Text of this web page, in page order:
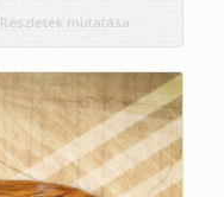
Részletek mutatása